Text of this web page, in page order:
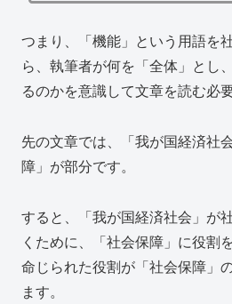
つまり、「機能」という用語を
ら、執筆者が何を「全体」とし
るのかを意識して文章を読む必
先の文章では、「我が国経済社
障」が部分です。
すると、「我が国経済社会」が
くために、「社会保障」に役割
命じられた役割が「社会保障」
ます。